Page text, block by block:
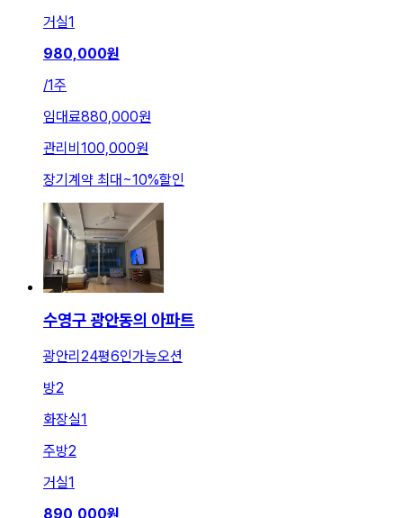
거실1
980,000원
/1주
임대료880,000원
관리비 100,000원
장기계약 최대 ~10%할인
수영구 광안동의 아파트
광안리24평6인가능오션
방2
화장실1
주방2
거실1
890,000원